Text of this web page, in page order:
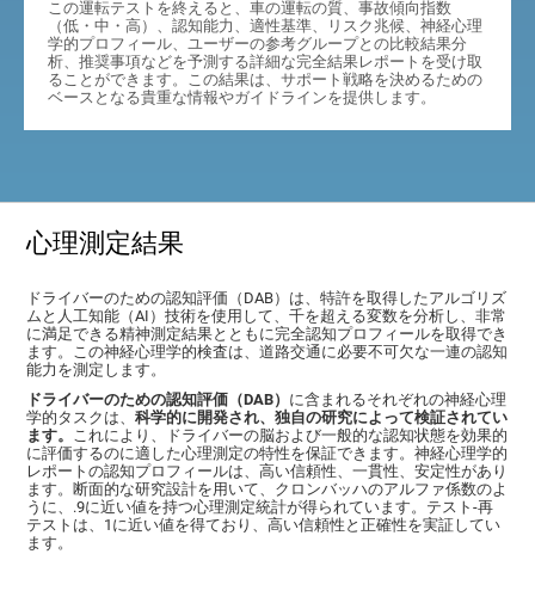
この運転テストを終えると、車の運転の質、事故傾向指数
（低・中・高）、認知能力、適性基準、リスク兆候、神経心理
学的プロフィール、ユーザーの参考グループとの比較結果分
析、推奨事項などを予測する詳細な完全結果レポートを受け取
ることができます。この結果は、サポート戦略を決めるための
ベースとなる貴重な情報やガイドラインを提供します。
心理測定結果
ドライバーのための認知評価（DAB）は、特許を取得したアルゴリズ
ムと人工知能（AI）技術を使用して、千を超える変数を分析し、非常
に満足できる精神測定結果とともに完全認知プロフィールを取得でき
ます。この神経心理学的検査は、道路交通に必要不可欠な一連の認知
能力を測定します。
ドライバーのための認知評価（DAB） に含まれるそれぞれの神経心理
学的タスクは、科学的に開発され、独自の研究によって検証されてい
ます。
これにより、ドライバーの脳および一般的な認知状態を効果的
に評価するのに適した心理測定の特性を保証できます。神経心理学的
レポートの認知プロフィールは、高い信頼性、一貫性、安定性があり
ます。断面的な研究設計を用いて、クロンバッハのアルファ係数のよ
うに、.9に近い値を持つ心理測定統計が得られています。テスト-再
テストは、1に近い値を得ており、高い信頼性と正確性を実証してい
ます。